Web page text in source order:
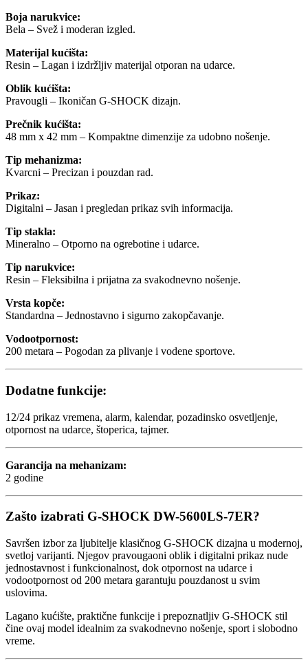
Boja narukvice:
Bela – Svež i moderan izgled.
Materijal kućišta:
Resin – Lagan i izdržljiv materijal otporan na udarce.
Oblik kućišta:
Pravougli – Ikoničan G-SHOCK dizajn.
Prečnik kućišta:
48 mm x 42 mm – Kompaktne dimenzije za udobno nošenje.
Tip mehanizma:
Kvarcni – Precizan i pouzdan rad.
Prikaz:
Digitalni – Jasan i pregledan prikaz svih informacija.
Tip stakla:
Mineralno – Otporno na ogrebotine i udarce.
Tip narukvice:
Resin – Fleksibilna i prijatna za svakodnevno nošenje.
Vrsta kopče:
Standardna – Jednostavno i sigurno zakopčavanje.
Vodootpornost:
200 metara – Pogodan za plivanje i vodene sportove.
Dodatne funkcije:
12/24 prikaz vremena, alarm, kalendar, pozadinsko osvetljenje,
otpornost na udarce, štoperica, tajmer.
Garancija na mehanizam:
2 godine
Zašto izabrati G-SHOCK DW-5600LS-7ER?
Savršen izbor za ljubitelje klasičnog G-SHOCK dizajna u modernoj,
svetloj varijanti. Njegov pravougaoni oblik i digitalni prikaz nude
jednostavnost i funkcionalnost, dok otpornost na udarce i
vodootpornost od 200 metara garantuju pouzdanost u svim
uslovima.
Lagano kućište, praktične funkcije i prepoznatljiv G-SHOCK stil
čine ovaj model idealnim za svakodnevno nošenje, sport i slobodno
vreme.